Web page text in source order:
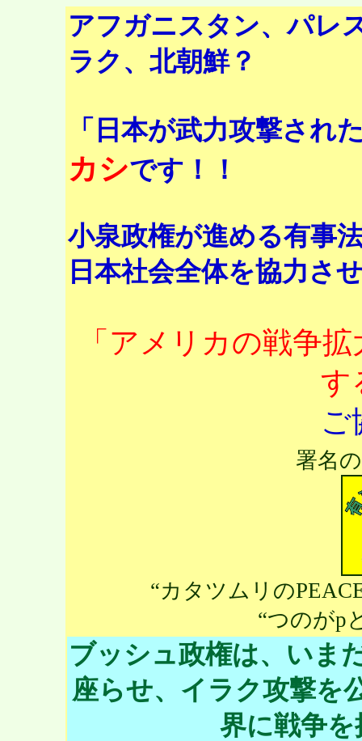
アフガニスタン、パレ
ラク、北朝鮮？
「日本が武力攻撃され
カシです！！
小泉政権が進める有事
日本社会全体を協力さ
「アメリカの戦争
す
ご
署名
“カタツムリの
“つのがpと
ブッシュ政権は、いま
座らせ、イラク攻撃を
界に戦争